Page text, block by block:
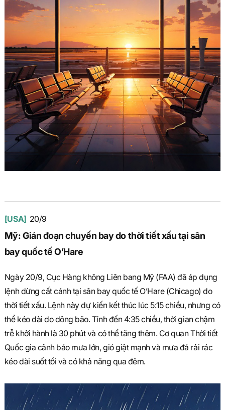
[USA] 20/9
Mỹ: Gián đoạn chuyến bay do thời tiết xấu tại sân
bay quốc tế O’Hare
Ngày 20/9, Cục Hàng không Liên bang Mỹ (FAA) đã áp dụng
lệnh dừng cất cánh tại sân bay quốc tế O’Hare (Chicago) do
thời tiết xấu. Lệnh này dự kiến kết thúc lúc 5:15 chiều, nhưng có
thể kéo dài do dông bão. Tính đến 4:35 chiều, thời gian chậm
trễ khởi hành là 30 phút và có thể tăng thêm. Cơ quan Thời tiết
Quốc gia cảnh báo mưa lớn, gió giật mạnh và mưa đá rải rác
kéo dài suốt tối và có khả năng qua đêm.